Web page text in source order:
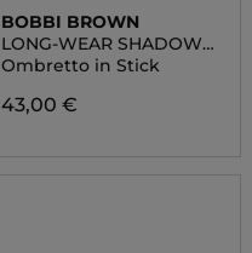
BOBBI BROWN
LONG-WEAR SHADOW
STICK
Ombretto in Stick
43,00 €